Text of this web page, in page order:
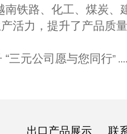
路、化工、煤炭、建
活力，提升了产品质
元公司愿与您同行”
出口产品展示 联